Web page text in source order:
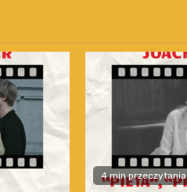
4 min przeczytania